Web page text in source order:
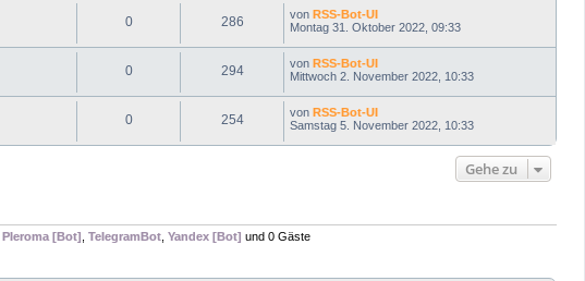
0 286 von RSS-Bot-UI
Montag 31. Oktober 2022, 09:33
0 294 von RSS-Bot-UI
Mittwoch 2. November 2022, 10:33
0 254 von RSS-Bot-UI
Samstag 5. November 2022, 10:33
Gehe zu
Pleroma [Bot] TelegramBot Yandex [Bot] und 0 Gäste